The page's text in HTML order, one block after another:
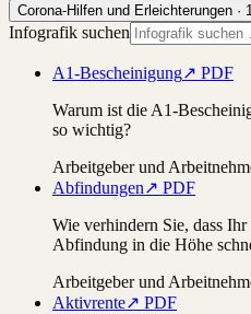
Corona-Hilfen und Erleichterungen ·
Infografik suchen
A1-Bescheinigung↗ PDF
Warum ist die A1-
so wichtig?
Arbeitgeber und
Abfindungen↗ PDF
Wie verhindern Sie, dass
Abfindung in die Höhe
Arbeitgeber und
Aktivrente↗ PDF